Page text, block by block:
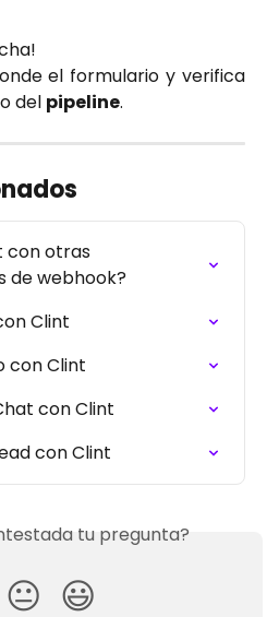
el formulario y verifica
del pipeline.
con otras
de webhook?
Clint
con Clint
con Clint
con Clint
tu pregunta?
😐 😃